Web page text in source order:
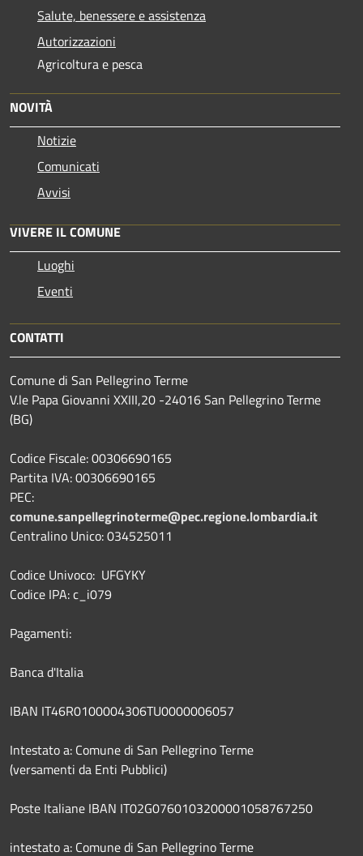
Salute, benessere e assistenza
Autorizzazioni
Agricoltura e pesca
NOVITÀ
Notizie
Comunicati
Avvisi
VIVERE IL COMUNE
Luoghi
Eventi
CONTATTI
Comune di San Pellegrino Terme
V.le Papa Giovanni XXIII,20 -24016 San Pellegrino Terme
(BG)
Codice Fiscale: 00306690165
Partita IVA: 00306690165
PEC:
comune.sanpellegrinoterme@pec.regione.lombardia.it
Centralino Unico: 034525011
Codice Univoco: UFGYKY
Codice IPA: c_i079
Pagamenti:
Banca d'Italia
IBAN IT46R0100004306TU0000006057
Intestato a: Comune di San Pellegrino Terme
(versamenti da Enti Pubblici)
Poste Italiane IBAN IT02G0760103200001058767250
intestato a: Comune di San Pellegrino Terme